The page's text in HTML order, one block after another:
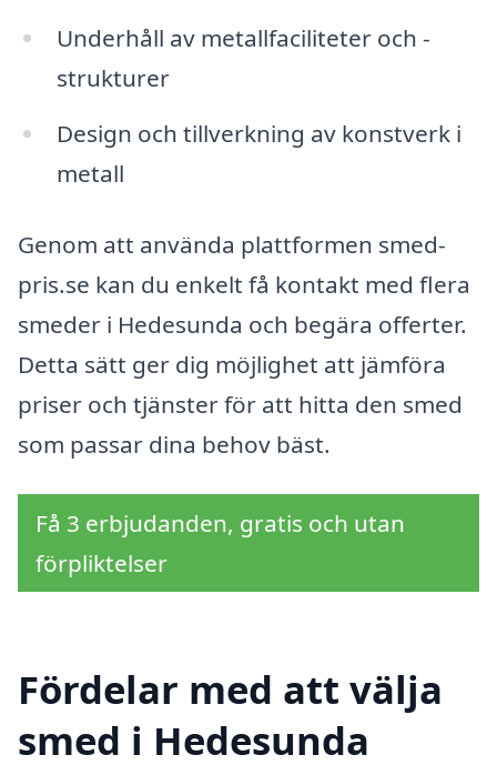
Underhåll av metallfaciliteter och -
strukturer
Design och tillverkning av konstverk i
metall
Genom att använda plattformen smed-
pris.se kan du enkelt få kontakt med flera
smeder i Hedesunda och begära offerter.
Detta sätt ger dig möjlighet att jämföra
priser och tjänster för att hitta den smed
som passar dina behov bäst.
Få 3 erbjudanden, gratis och utan
förpliktelser
Fördelar med att välja
smed i Hedesunda